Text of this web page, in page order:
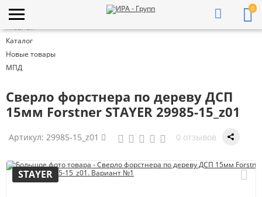
0
Главная
Каталог
Новые товары
МПД
Cверло форстнера по дереву ДСП
15мм Forstner STAYER 29985-15_z01
Артикул: 29985-15_z01 0 отзывов
STAYER